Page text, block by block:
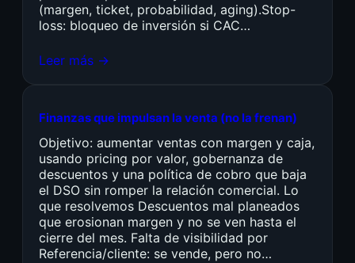
(margen, ticket, probabilidad, aging).Stop-
loss: bloqueo de inversión si CAC…
Leer más →
Finanzas que impulsan la venta (no la frenan)
Objetivo: aumentar ventas con margen y caja,
usando pricing por valor, gobernanza de
descuentos y una política de cobro que baja
el DSO sin romper la relación comercial. Lo
que resolvemos Descuentos mal planeados
que erosionan margen y no se ven hasta el
cierre del mes. Falta de visibilidad por
Referencia/cliente: se vende, pero no…